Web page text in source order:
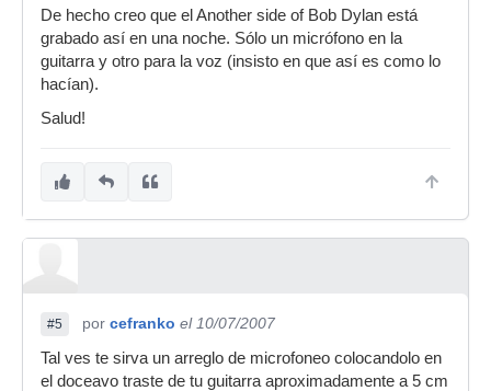
De hecho creo que el Another side of Bob Dylan está
grabado así en una noche. Sólo un micrófono en la
guitarra y otro para la voz (insisto en que así es como lo
hacían).
Salud!
#5 por cefranko el 10/07/2007
Tal ves te sirva un arreglo de microfoneo colocandolo en
el doceavo traste de tu guitarra aproximadamente a 5 cm